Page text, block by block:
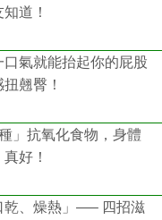
道！
氣就能抬起你的屁股
翹臀！
」抗氧化食物，身體
好！
乾、燥熱」—– 四招滋